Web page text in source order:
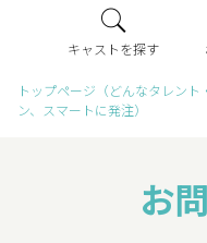
キャストを探す
トップページ（どんなタレン
ン、スマートに発注）
お